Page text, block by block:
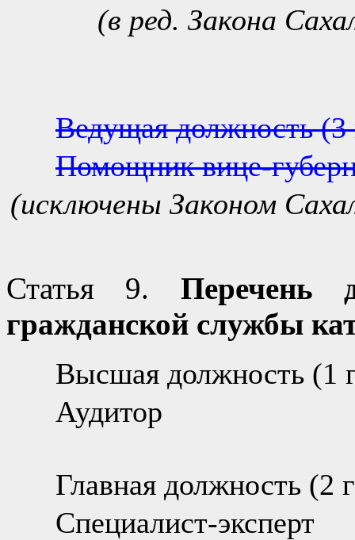
(в ред. Закона
Ведущая должность (3
Помощник вице-
(исключены Законом
Статья 9. Перечень
гражданской службы
Высшая должность (1
Аудитор
Главная должность (2
Специалист-эксперт